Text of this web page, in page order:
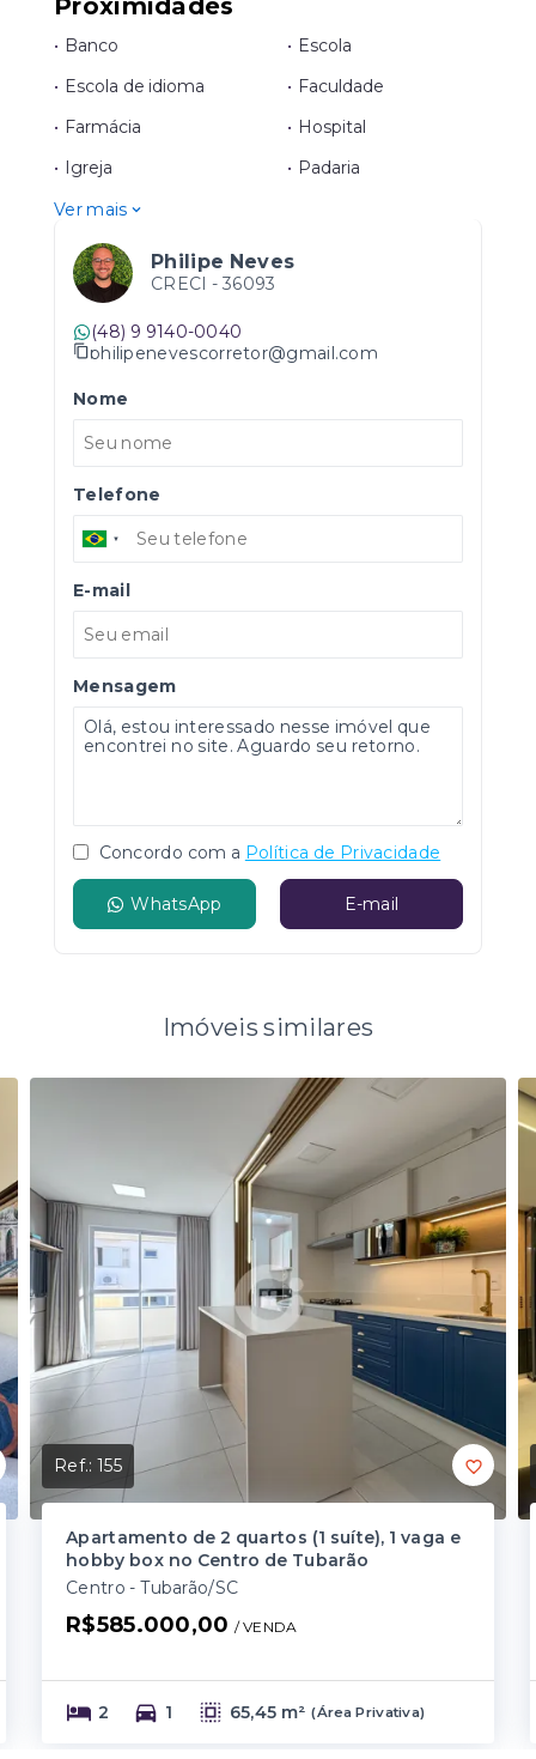
Proximidades
• Banco • Escola
• Escola de idioma • Faculdade
• Farmácia • Hospital
• Igreja • Padaria
Ver mais
Philipe Neves
CRECI - 36093
(48) 9 9140-0040
philipenevescorretor@gmail.com
Nome
Telefone
E-mail
Mensagem
Concordo com a Política de Privacidade
WhatsApp E-mail
Imóveis similares
Ref.:155
Apartamento de 2 quartos (1 suíte), 1 vaga e
hobby box no Centro de Tubarão
Centro - Tubarão/SC
R$585.000,00 / VENDA
2 1 65,45 m² (Área Privativa)